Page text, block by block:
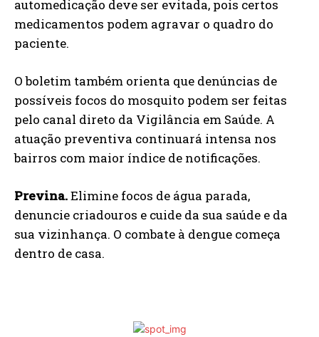
automedicação deve ser evitada, pois certos
medicamentos podem agravar o quadro do
paciente.
O boletim também orienta que denúncias de
possíveis focos do mosquito podem ser feitas
pelo canal direto da Vigilância em Saúde. A
atuação preventiva continuará intensa nos
bairros com maior índice de notificações.
Previna.Elimine focos de água parada,
denuncie criadouros e cuide da sua saúde e da
sua vizinhança. O combate à dengue começa
dentro de casa.